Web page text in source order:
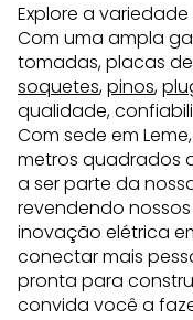
Explore a
Com uma ampla
tomadas, placas
soquetes,pinos,
qualidade,
Com sede em
metros quadrados
a ser parte da
revendendo
inovação elétrica
conectar mais
pronta para
convida você a